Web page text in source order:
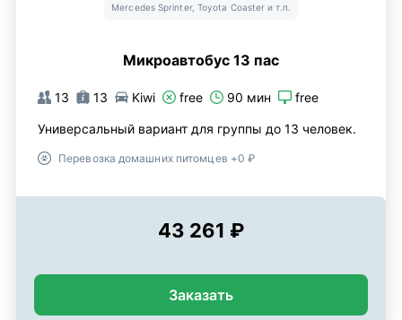
Mercedes Sprinter, Toyota Coaster и т.п.
Микроавтобус 13 пас
13 13 Kiwi free 90 мин free
Универсальный вариант для группы до 13 человек.
Перевозка домашних питомцев +0 ₽
43 261 ₽
Заказать